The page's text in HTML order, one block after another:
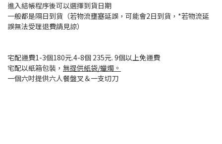
進入結帳程序後可以選擇到貨日期
一般都是隔日到貨（若物流壅塞延誤，可能會2日到貨，*若物流延
誤無法受理退費請見諒）
宅配運費1-3個180元.4-8個 235元. 9個以上免運費
宅配以紙箱包裝， 無提供紙袋/蠟燭。
一個六吋提供六人餐盤叉＆一支切刀